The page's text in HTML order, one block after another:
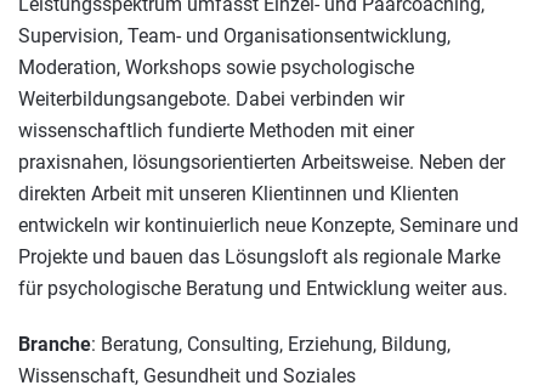
Supervision, Team- und Organisationsentwicklung,
Moderation, Workshops sowie psychologische
Weiterbildungsangebote. Dabei verbinden wir
wissenschaftlich fundierte Methoden mit einer
praxisnahen, lösungsorientierten Arbeitsweise. Neben der
direkten Arbeit mit unseren Klientinnen und Klienten
entwickeln wir kontinuierlich neue Konzepte, Seminare und
Projekte und bauen das Lösungsloft als regionale Marke
für psychologische Beratung und Entwicklung weiter aus.
Branche: Beratung, Consulting, Erziehung, Bildung,
Wissenschaft, Gesundheit und Soziales